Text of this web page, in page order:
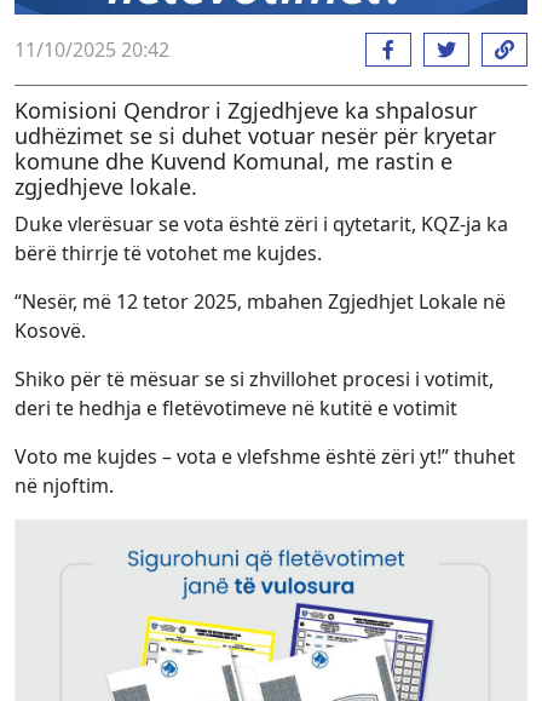
11/10/2025 20:42
Komisioni Qendror i Zgjedhjeve ka shpalosur
udhëzimet se si duhet votuar nesër për kryetar
komune dhe Kuvend Komunal, me rastin e
zgjedhjeve lokale.
Duke vlerësuar se vota është zëri i qytetarit, KQZ-ja ka
bërë thirrje të votohet me kujdes.
“Nesër, më 12 tetor 2025, mbahen Zgjedhjet Lokale në
Kosovë.
Shiko për të mësuar se si zhvillohet procesi i votimit,
deri te hedhja e fletëvotimeve në kutitë e votimit
Voto me kujdes – vota e vlefshme është zëri yt!” thuhet
në njoftim.